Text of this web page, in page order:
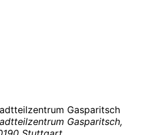
Gasparitsch
Gasparitsch,